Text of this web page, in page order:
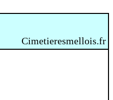
Cimetieresmellois.fr